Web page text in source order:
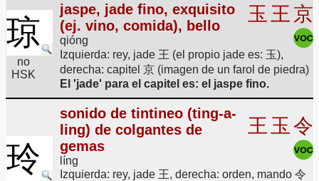
琼
no
HSK
jaspe, jade fino, exquisito
(ej. vino, comida), bello
qióng
玉 王 京
Izquierda: rey, jade 王 (el propio jade es: 玉),
derecha: capitel 京 (imagen de un farol de piedra)
El 'jade' para el capitel es: el jaspe fino.
玲
sonido de tintineo (ting-a-
ling) de colgantes de
gemas
líng
王 玉 令
Izquierda: rey, jade 王, derecha: orden, mando 令